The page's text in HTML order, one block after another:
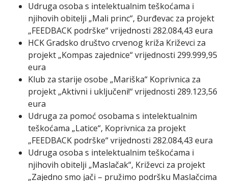
Udruga osoba s intelektualnim teškoćama i
njihovih obitelji „Mali princ“, Đurđevac za projekt
„FEEDBACK podrške“ vrijednosti 282.084,43 eura
HCK Gradsko društvo crvenog križa Križevci za
projekt „Kompas zajednice“ vrijednosti 299.999,95
eura
Klub za starije osobe „Mariška“ Koprivnica za
projekt „Aktivni i uključeni!“ vrijednosti 289.123,56
eura
Udruga za pomoć osobama s intelektualnim
teškoćama „Latice“, Koprivnica za projekt
„FEEDBACK podrške“ vrijednosti 282.084,43 eura
Udruga osoba s intelektualnim teškoćama i
njihovih obitelji „Maslačak“, Križevci za projekt
„Zajedno smo jači – pružimo podršku Maslačcima